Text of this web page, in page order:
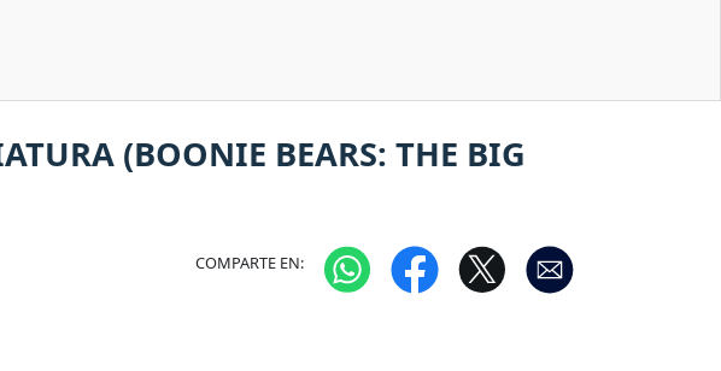
(BOONIE BEARS: THE BIG
COMPARTE EN: